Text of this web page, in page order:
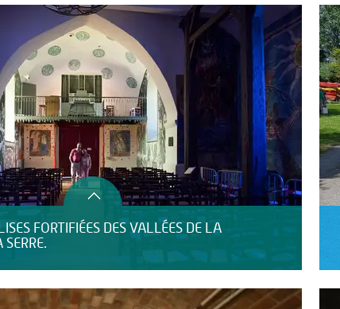
FORTIFIÉES DES VALLÉES DE LA
SERRE.